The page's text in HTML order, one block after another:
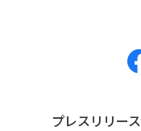
プレスリリース